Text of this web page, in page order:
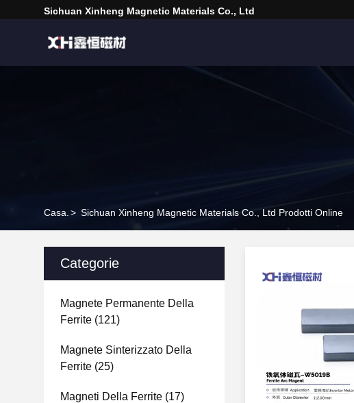
Sichuan Xinheng Magnetic Materials Co., Ltd
Casa. > Sichuan Xinheng Magnetic Materials Co., Ltd Prodotti Online
Categorie
Magnete Permanente Della
Ferrite (121)
Magnete Sinterizzato Della
Ferrite (25)
Magneti Della Ferrite (17)